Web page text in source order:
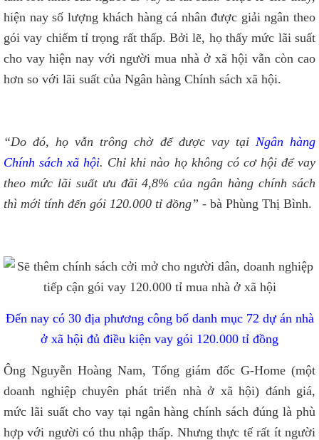
hiện nay số lượng khách hàng cá nhân được giải ngân theo
gói vay chiếm tỉ trọng rất thấp. Bởi lẽ, họ thấy mức lãi suất
cho vay hiện nay với người mua nhà ở xã hội vẫn còn cao
hơn so với lãi suất của Ngân hàng Chính sách xã hội.
“Do đó, họ vẫn trông chờ để được vay tại Ngân hàng
Chính sách xã hội. Chỉ khi nào họ không có cơ hội để vay
theo mức lãi suất ưu đãi 4,8% của ngân hàng chính sách
thì mới tính đến gói 120.000 tỉ đồng” - bà Phùng Thị Bình.
Đến nay có 30 địa phương công bố danh mục 72 dự án nhà
ở xã hội đủ điều kiện vay gói 120.000 tỉ đồng
Ông Nguyễn Hoàng Nam, Tổng giám đốc G-Home (một
doanh nghiệp chuyên phát triển nhà ở xã hội) đánh giá,
mức lãi suất cho vay tại ngân hàng chính sách đúng là phù
hợp với người có thu nhập thấp. Nhưng thực tế rất ít người